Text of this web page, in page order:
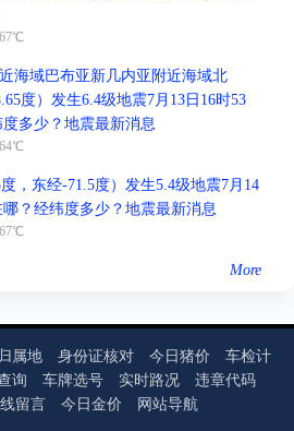
海域巴布亚新几内亚附近海域北
度）发生6.4级地震7月13日16时53
多少？地震最新消息
，东经-71.5度）发生5.4级地震7月14
哪？经纬度多少？地震最新消息
More
属地 身份证核对 今日猪价
车检计
询 车牌选号 实时路况
违章代码
留言 今日金价 网站导航